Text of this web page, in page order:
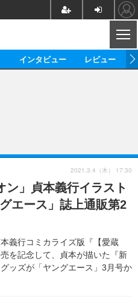
グッズ
海外
ビジネス
アーティスト
実写
イベント
座談会
ABEMA Cafe
インタビュー レビュー
ン」貞本義行イラスト
エース」誌上通販第2
義行コミカライズ版『【愛蔵
を記念して、貞本が描いた『新
ッズが「ヤングエース」3月号か
2021.3.4（木） 17:30